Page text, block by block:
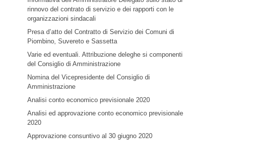
rinnovo del contrato di servizio e dei rapporti con le
organizzazioni sindacali
Presa d’atto del Contratto di Servizio dei Comuni di
Piombino, Suvereto e Sassetta
Varie ed eventuali. Attribuzione deleghe si componenti
del Consiglio di Amministrazione
Nomina del Vicepresidente del Consiglio di
Amministrazione
Analisi conto economico previsionale 2020
Analisi ed approvazione conto economico previsionale
2020
Approvazione consuntivo al 30 giugno 2020